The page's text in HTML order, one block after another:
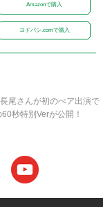
Amazonで購入
ヨドバシ.comで購入
尾さんが初のぺア出演で
秒特別Verが公開！